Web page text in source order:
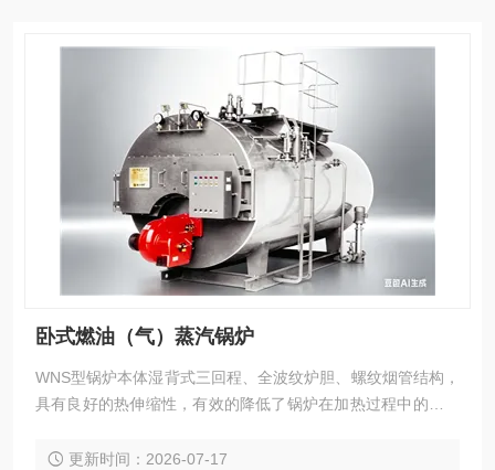
卧式燃油（气）蒸汽锅炉
WNS型锅炉本体湿背式三回程、全波纹炉胆、螺纹烟管结构，
具有良好的热伸缩性，有效的降低了锅炉在加热过程中的焊接
更新时间：2026-07-17